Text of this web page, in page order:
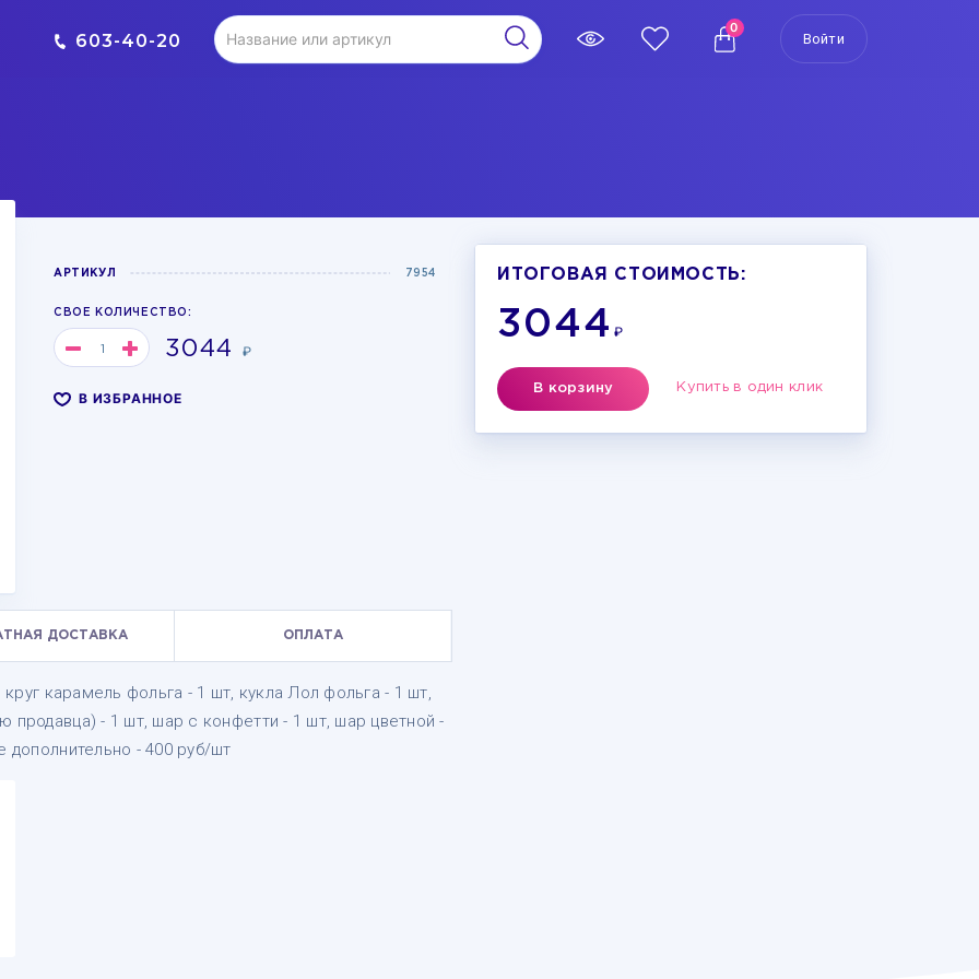
603-40-20
0
Войти
АРТИКУЛ 7954
СВОЕ КОЛИЧЕСТВО:
3044 ₽
В ИЗБРАННОЕ
ДОСТАВКА ОПЛАТА
карамель фольга - 1 шт, кукла Лол фольга - 1 шт,
продавца) - 1 шт, шар с конфетти - 1 шт, шар цветной -
- 400 руб/шт
ИТОГОВАЯ СТОИМОСТЬ:
3044 ₽
В корзину Купить в один клик